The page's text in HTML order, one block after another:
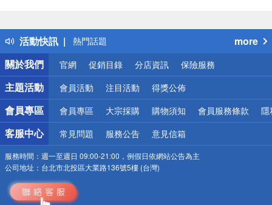
活動快訊
得獎公告
熱門話題
銀行優惠
偏遠地區配送
詐騙網頁！請小心！
more
關於我們
官網 促銷目錄 分店資訊 保險服務
主題活動 會員活動 注目活動 得獎公佈
會員專區 會員專區 大宗採購 購物須知 會員服務條款 隱
客服中心 常見問題 服務公告 意見信箱
服務時間： 週一至週日 09:00-21:00，例假日依網站公告為主
公司地址： 台北市北投區大業路136號5樓 (台灣)